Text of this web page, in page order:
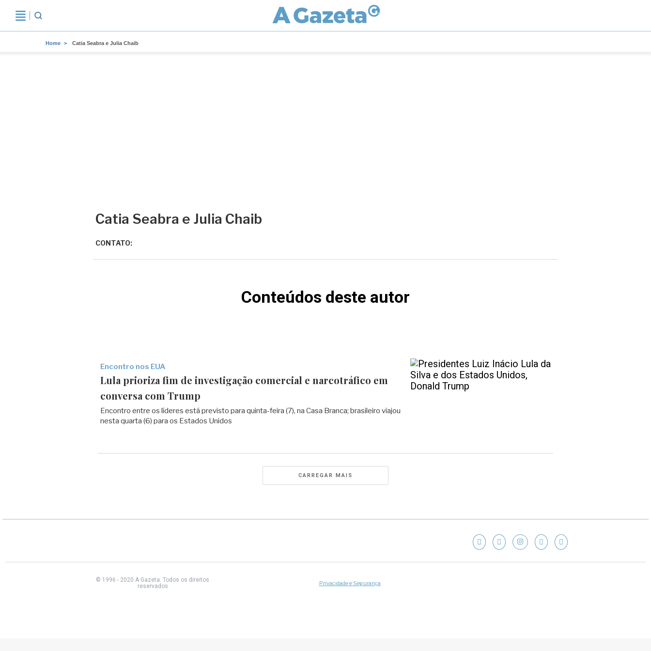
Home Catia Seabra e Julia Chaib
Catia Seabra e Julia Chaib
CONTATO:
Conteúdos deste autor
Encontro nos EUA
Lula prioriza fim de investigação comercial e narcotráfico em
conversa com Trump
Encontro entre os líderes está previsto para quinta-feira (7), na Casa Branca; brasileiro viajou
nesta quarta (6) para os Estados Unidos
CARREGAR MAIS
© 1996 - 2020 A Gazeta. Todos os direitos
reservados
Privacidade e Segurança